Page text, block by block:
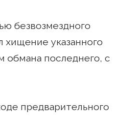
безвозмездного
указанного
последнего, с
предварительного